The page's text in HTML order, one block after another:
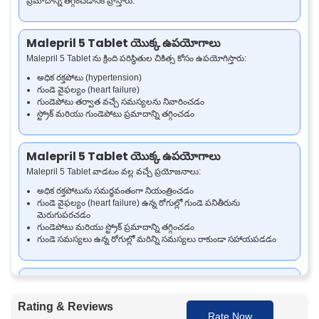
Malepril 5 Tablet యొక్క ఉపయోగాలు
Malepril 5 Tablet ను క్రింది పరిస్థితుల చికిత్స కోసం ఉపయోగిస్తారు:
అధిక రక్తపోటు (hypertension)
గుండె వైఫల్యం (heart failure)
గుండెపోటు తర్వాత వచ్చే సమస్యలను నివారించడం
స్ట్రోక్ మరియు గుండెపోటు ప్రమాదాన్ని తగ్గించడం
Malepril 5 Tablet యొక్క ఉపయోగాలు
Malepril 5 Tablet వాడటం వల్ల వచ్చే ప్రయోజనాలు:
అధిక రక్తపోటును సమర్థవంతంగా నియంత్రించడం
గుండె వైఫల్యం (heart failure) ఉన్న రోగుల్లో గుండె పనితీరును
మెరుగుపరచడం
గుండెపోటు మరియు స్ట్రోక్ ప్రమాదాన్ని తగ్గించడం
గుండె సమస్యలు ఉన్న రోగుల్లో మరిన్ని సమస్యలు రాకుండా సహాయపడడం
Malepril 5 Tablet అది ఎలా పని చేస్తుంది
ఎంజైమ్‌ను అడ్డుకోవడం ద్వారా పనిచేస్తుంది. దీని వల్ల రక్తనాళాలు సడలుతాయి,
Rating & Reviews
Rate Now